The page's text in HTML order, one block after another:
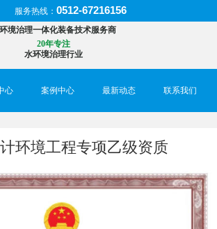
服务热线：0512-67216156
境治理一体化装备技术服务商
20年专注
水环境治理行业
心 案例中心 最新动态 联系我们
环境工程专项乙级资质